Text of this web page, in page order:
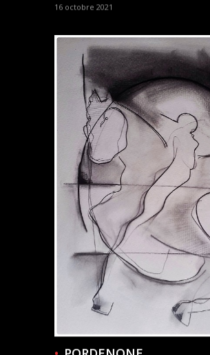
16 octobre 2021